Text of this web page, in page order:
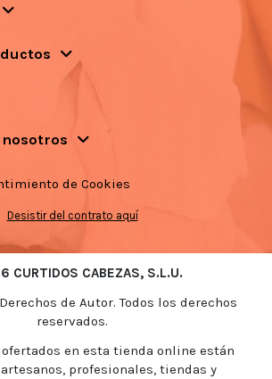
nosotros
de Cookies
Desistir del contrato aquí
CURTIDOS CABEZAS, S.L.U.
de Autor. Todos los derechos
reservados.
en esta tienda online están
profesionales, tiendas y